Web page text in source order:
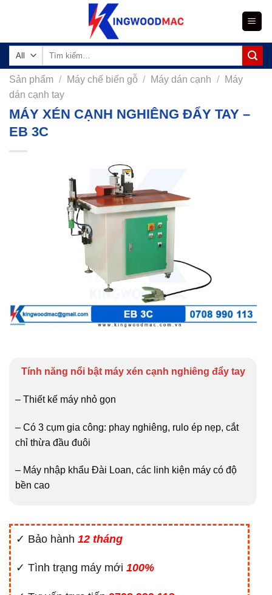
Tìm
Sản phẩm / Máy chế biến gỗ / Máy dán cạnh /
Máy
dán cạnh tay
MÁY XÉN CẠNH NGHIÊNG ĐẨY TAY –
EB 3C
Tính năng nổi bật máy xén cạnh nghiêng đẩy tay
– Thiết kế máy nhỏ gọn
– Có 3 cụm gia công: phay nghiêng, rulo ép nẹp, cắt
chỉ thừa đầu đuôi
– Máy nhập khẩu Đài Loan, các linh kiện máy có độ
bền cao
✓ Bảo hành 12 tháng
✓ Tình trạng máy mới 100%